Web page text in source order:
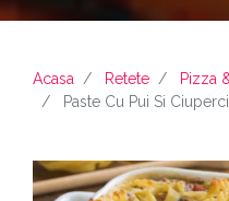
Acasa Retete
Pizza
Paste Cu Pui Si Ciuperci